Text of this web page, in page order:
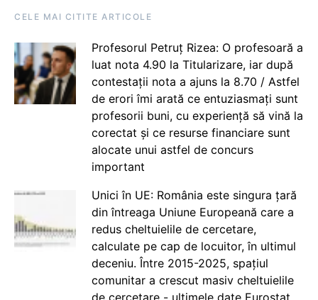
CELE MAI CITITE ARTICOLE
Profesorul Petruț Rizea: O profesoară a
luat nota 4.90 la Titularizare, iar după
contestații nota a ajuns la 8.70 / Astfel
de erori îmi arată ce entuziasmați sunt
profesorii buni, cu experiență să vină la
corectat și ce resurse financiare sunt
alocate unui astfel de concurs
important
Unici în UE: România este singura țară
din întreaga Uniune Europeană care a
redus cheltuielile de cercetare,
calculate pe cap de locuitor, în ultimul
deceniu. Între 2015-2025, spațiul
comunitar a crescut masiv cheltuielile
de cercetare - ultimele date Eurostat